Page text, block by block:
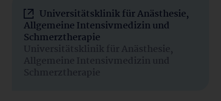
Universitätsklinik für Anästhesie,
Allgemeine Intensivmedizin und
Schmerztherapie
Universitätsklinik für Anästhesie,
Allgemeine Intensivmedizin und
Schmerztherapie